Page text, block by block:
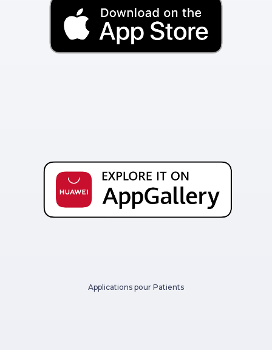
Applications pour Patients